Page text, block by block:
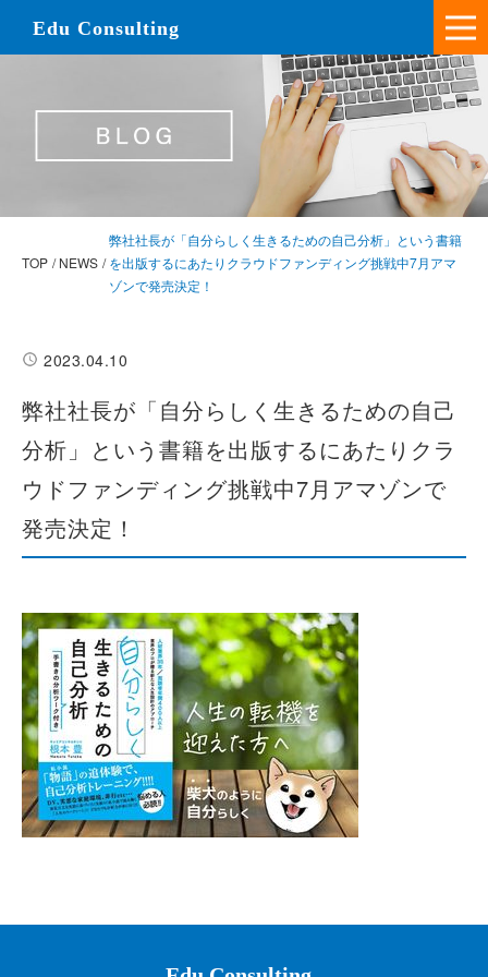
Edu Consulting
TOP NEWS
弊社社長が「自分らしく生きるための自己分析」という書籍
を出版するにあたりクラウドファンディング挑戦中7月アマ
ゾンで発売決定！
2023.04.10
弊社社長が「自分らしく生きるための自己
分析」という書籍を出版するにあたりクラ
ウドファンディング挑戦中7月アマゾンで
発売決定！